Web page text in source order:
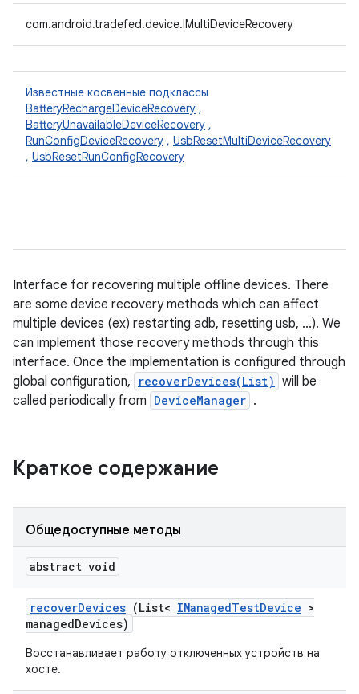
com.android.tradefed.device.IMultiDeviceRecovery
Известные косвенные подклассы
BatteryRechargeDeviceRecovery ,
BatteryUnavailableDeviceRecovery ,
RunConfigDeviceRecovery , UsbResetMultiDeviceRecovery
, UsbResetRunConfigRecovery
Interface for recovering multiple offline devices. There
are some device recovery methods which can affect
multiple devices (ex) restarting adb, resetting usb, ...). We
can implement those recovery methods through this
interface. Once the implementation is configured through
global configuration,
recoverDevices(List) will be
called periodically from DeviceManager .
Краткое содержание
Общедоступные методы
abstract void
recoverDevices (List< IManagedTestDevice >
managedDevices)
Восстанавливает работу отключенных устройств на
хосте.